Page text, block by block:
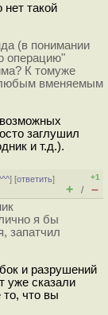
такой
(в понимании
операцию"
К томуже
любым вменяемым
заглушил
и т.д.).
] [ответить]
+1
+ / –
я бы
запатчил
и разрушений
уже сказали
то, что вы